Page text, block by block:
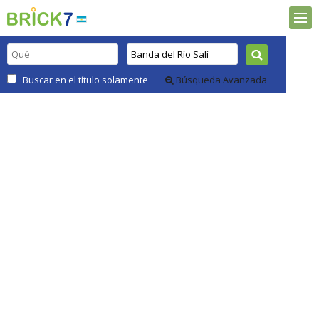
Buscar en el título solamente Búsqueda Avanzada